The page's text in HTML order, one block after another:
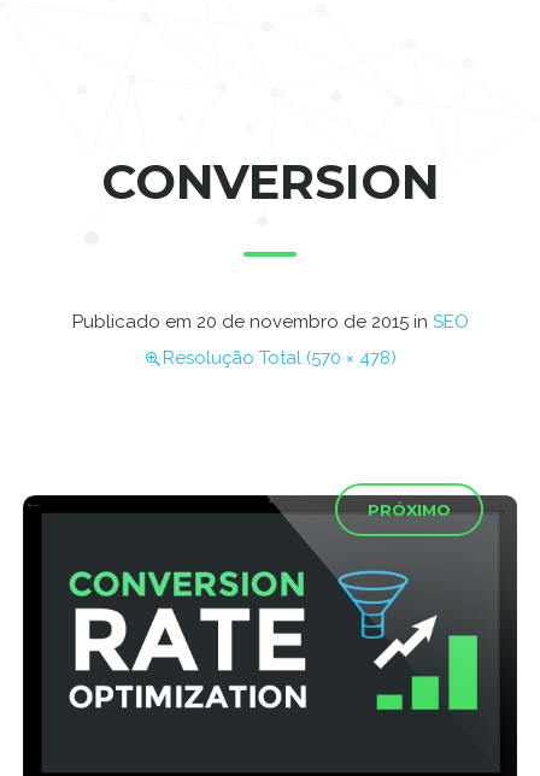
CONVERSION
Publicado em 20 de novembro de 2015in SEO
Resolução Total (570 × 478)
← PRÓXIMO →